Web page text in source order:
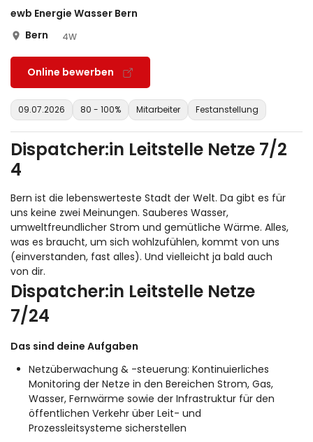
ewb Energie Wasser Bern
Bern
4W
Online bewerben
09.07.2026 80 - 100% Mitarbeiter Festanstellung
Dispatcher:in Leitstelle Netze 7/2
4
Bern ist die lebenswerteste Stadt der Welt. Da gibt es für
uns keine zwei Meinungen. Sauberes Wasser,
umweltfreundlicher Strom und gemütliche Wärme. Alles,
was es braucht, um sich wohlzufühlen, kommt von uns
(einverstanden, fast alles). Und vielleicht ja bald auch
von dir.
Dispatcher:in Leitstelle Netze
7/24
Das sind deine Aufgaben
Netzüberwachung & -steuerung: Kontinuierliches
Monitoring der Netze in den Bereichen Strom, Gas,
Wasser, Fernwärme sowie der Infrastruktur für den
öffentlichen Verkehr über Leit- und
Prozessleitsysteme sicherstellen